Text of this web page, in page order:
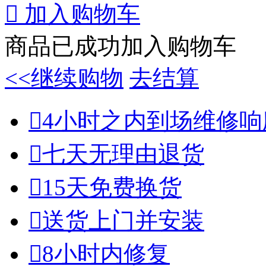
 加入购物车
商品已成功加入购物车
<<继续购物 去结算
4小时之内到场维修
七天无理由退货
15天免费换货
送货上门并安装
8小时内修复